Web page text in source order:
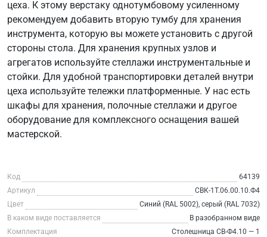
цеха. К этому верстаку однотумбовому усиленному
рекомендуем добавить вторую тумбу для хранения
инструмента, которую вы можете установить с другой
стороны стола. Для хранения крупных узлов и
агрегатов используйте стеллажи инструментальные и
стойки. Для удобной транспортировки деталей внутри
цеха используйте тележки платформенные. У нас есть
шкафы для хранения, полочные стеллажи и другое
оборудование для комплексного оснащения вашей
мастерской.
Код
64139
Артикул
СВК-1Т.06.00.10.Ф4
Цвет
Синий (RAL 5002), серый (RAL 7032)
В каком виде поставляется
В разобранном виде
Комплектация
Столешница СВ-Ф4.10 — 1